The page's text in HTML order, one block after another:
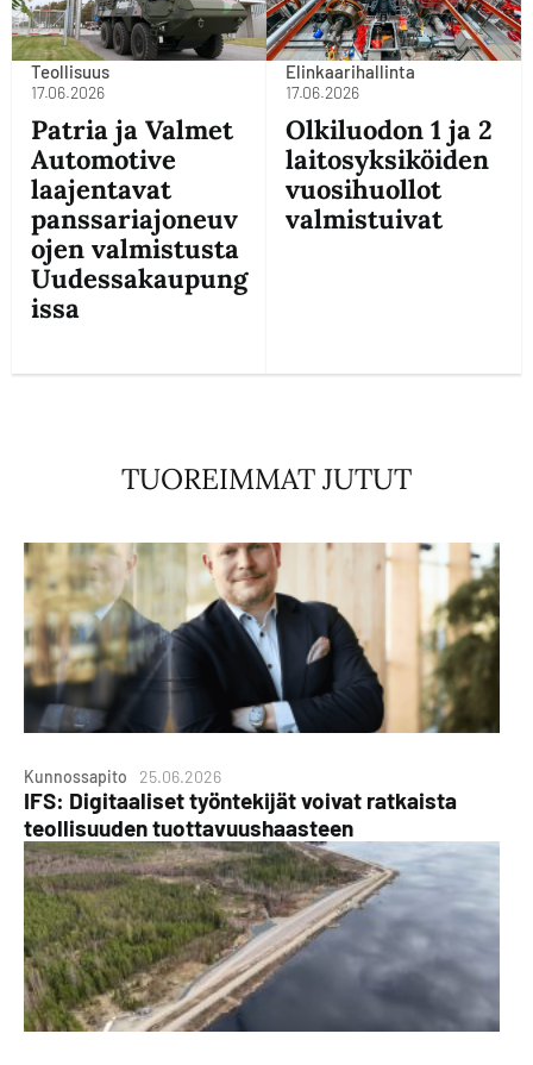
Teollisuus
17.06.2026
Patria ja Valmet
Automotive
laajentavat
panssariajoneuv
ojen valmistusta
Uudessakaupung
issa
Elinkaarihallinta
17.06.2026
Olkiluodon 1 ja 2
laitosyksiköiden
vuosihuollot
valmistuivat
TUOREIMMAT JUTUT
Kunnossapito 25.06.2026
IFS: Digitaaliset työntekijät voivat ratkaista
teollisuuden tuottavuushaasteen